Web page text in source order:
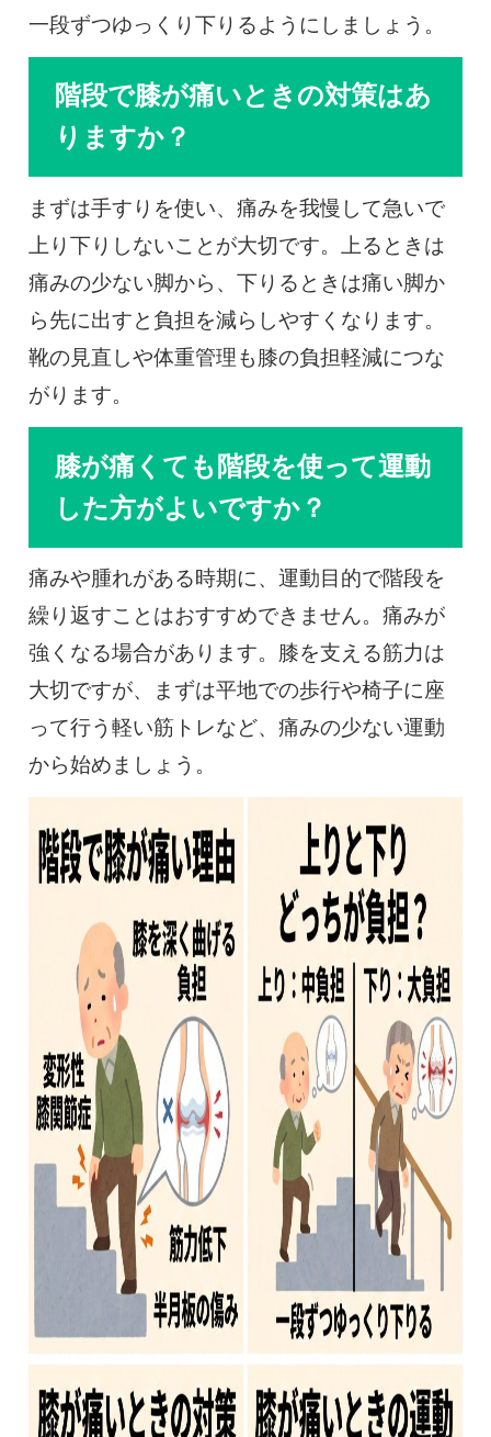
一段ずつゆっくり下りるようにしましょう。
階段で膝が痛いときの対策はあ
りますか？
まずは手すりを使い、痛みを我慢して急いで
上り下りしないことが大切です。上るときは
痛みの少ない脚から、下りるときは痛い脚か
ら先に出すと負担を減らしやすくなります。
靴の見直しや体重管理も膝の負担軽減につな
がります。
膝が痛くても階段を使って運動
した方がよいですか？
痛みや腫れがある時期に、運動目的で階段を
繰り返すことはおすすめできません。痛みが
強くなる場合があります。膝を支える筋力は
大切ですが、まずは平地での歩行や椅子に座
って行う軽い筋トレなど、痛みの少ない運動
から始めましょう。